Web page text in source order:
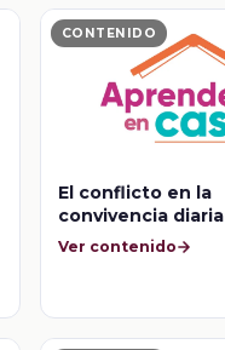
CONTENIDO
El conflicto en la
convivencia diaria
Ver contenido